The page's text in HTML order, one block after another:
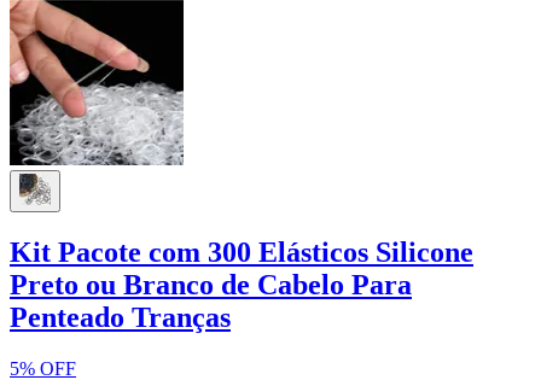
Kit Pacote com 300 Elásticos Silicone
Preto ou Branco de Cabelo Para
Penteado Tranças
5% OFF